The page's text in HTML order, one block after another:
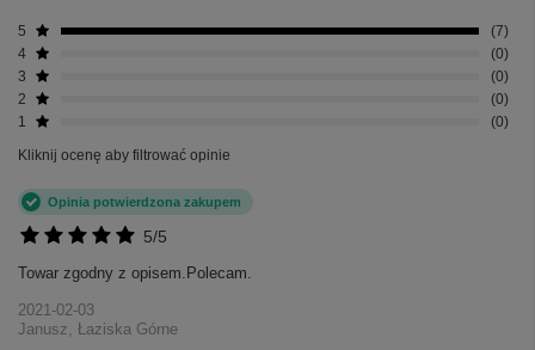
5
7
4
0
3
0
2
0
1
0
Kliknij ocenę aby filtrować opinie
5/5
Opinia potwierdzona zakupem
Towar zgodny z opisem.Polecam.
2021-02-03
Janusz, Łaziska Górne